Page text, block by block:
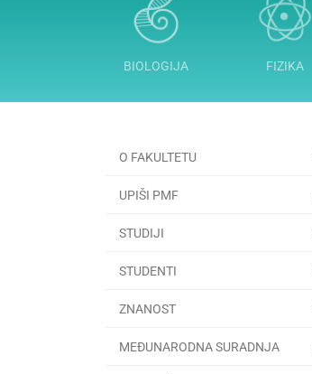
BIOLOGIJA FIZIKA
O FAKULTETU
UPIŠI PMF
STUDIJI
STUDENTI
ZNANOST
MEĐUNARODNA SURADNJA